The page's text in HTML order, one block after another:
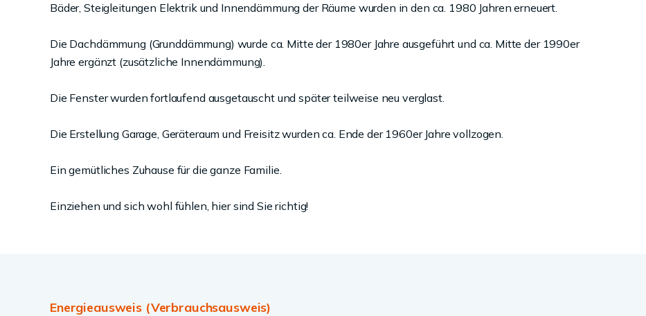
Bäder, Steigleitungen Elektrik und Innendämmung der Räume wurden in den ca. 1980 Jahren erneuert.
Die Dachdämmung (Grunddämmung) wurde ca. Mitte der 1980er Jahre ausgeführt und ca. Mitte der 1990er
Jahre ergänzt (zusätzliche Innendämmung).
Die Fenster wurden fortlaufend ausgetauscht und später teilweise neu verglast.
Die Erstellung Garage, Geräteraum und Freisitz wurden ca. Ende der 1960er Jahre vollzogen.
Ein gemütliches Zuhause für die ganze Familie.
Einziehen und sich wohl fühlen, hier sind Sie richtig!
Energieausweis (Verbrauchsausweis)